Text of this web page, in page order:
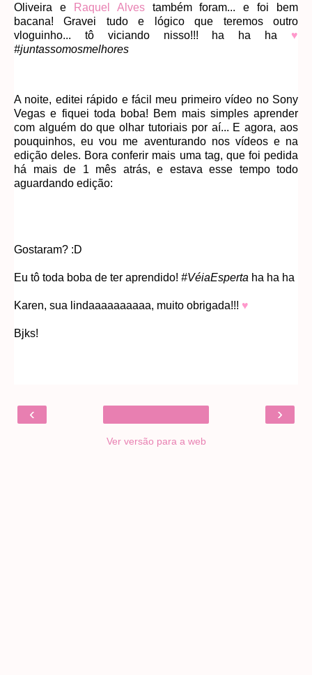
Oliveira e
Raquel Alvestambém foram... e foi bem
bacana! Gravei tudo e lógico que teremos outro
vloguinho... tô viciando nisso!!! ha ha ha ♥
#juntassomosmelhores
A noite, editei rápido e fácil meu primeiro vídeo no Sony
Vegas e fiquei toda boba! Bem mais simples aprender
com alguém do que olhar tutoriais por aí... E agora, aos
pouquinhos, eu vou me aventurando nos vídeos e na
edição deles. Bora conferir mais uma tag, que foi pedida
há mais de 1 mês atrás, e estava esse tempo todo
aguardando edição:
Gostaram? :D
Eu tô toda boba de ter aprendido! #VéiaEsperta ha ha ha
Karen, sua lindaaaaaaaaaa, muito obrigada!!! ♥
Bjks!
‹ ›
Ver versão para a web